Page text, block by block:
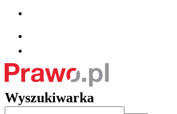
Wyszukiwarka